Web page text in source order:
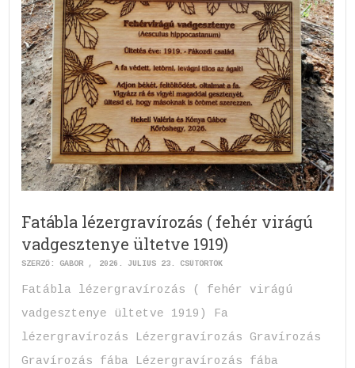
Fatábla lézergravírozás ( fehér virágú
vadgesztenye ültetve 1919)
SZERZŐ:GABOR 2026. JÚLIUS 23. CSÜTÖRTÖK
Fatábla lézergravírozás ( fehér virágú
vadgesztenye ültetve 1919) Fa
lézergravírozás Lézergravírozás Gravírozás
Gravírozás fába Lézergravírozás fába